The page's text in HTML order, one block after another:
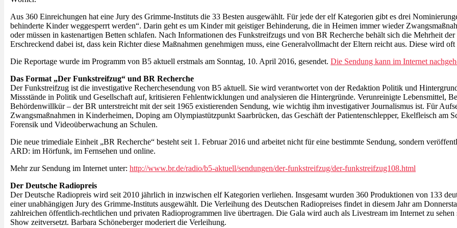
Aus 360 Einreichungen hat eine Jury des Grimme-Instituts die 33 Besten ausgewählt. Für jede der elf Kategorien gibt es drei
behinderte Kinder weggesperrt werden“. Darin geht es um Kinder mit geistiger Behinderung, die in Heimen immer wieder
oder müssen in kastenartigen Betten schlafen. Nach Informationen des Funkstreifzugs und von BR Recherche behält sich die Mehrheit
Erschreckend dabei ist, dass kein Richter diese Maßnahmen genehmigen muss, eine Generalvollmacht der Eltern reicht aus. Diese wird
Die Reportage wurde im Programm von B5 aktuell erstmals am Sonntag, 10. April 2016, gesendet. Die Sendung kann im Internet
Das Format „Der Funkstreifzug“ und BR Recherche
Der Funkstreifzug ist die investigative Recherchesendung von B5 aktuell. Sie wird verantwortet von der Redaktion Politik und
Missstände in Politik und Gesellschaft auf, kritisieren Fehlentwicklungen und analysieren die Hintergründe. Verunreinigte Lebensmittel,
Behördenwillkür – der BR unterstreicht mit der seit 1965 existierenden Sendung, wie wichtig ihm investigativer Journalismus ist. Für
Zwangsmaßnahmen in Kinderheimen, Doping am Olympiastützpunkt Saarbrücken, das Geschäft der Patientenschlepper, Ekelfleisch am
Forensik und Videoüberwachung an Schulen.
Die neue trimediale Einheit „BR Recherche“ besteht seit 1. Februar 2016 und arbeitet nicht für eine bestimmte Sendung, sondern
ARD: im Hörfunk, im Fernsehen und online.
Mehr zur Sendung im Internet unter: http://www.br.de/radio/b5-aktuell/sendungen/der-funkstreifzug/der-funkstreifzug108.html
Der Deutsche Radiopreis
Der Deutsche Radiopreis wird seit 2010 jährlich in inzwischen elf Kategorien verliehen. Insgesamt wurden 360 Produktionen von 133
einer unabhängigen Jury des Grimme-Instituts ausgewählt. Die Verleihung des Deutschen Radiopreises findet in diesem Jahr am
zahlreichen öffentlich-rechtlichen und privaten Radioprogrammen live übertragen. Die Gala wird auch als Livestream im Internet zu
Show zeitversetzt. Barbara Schöneberger moderiert die Verleihung.